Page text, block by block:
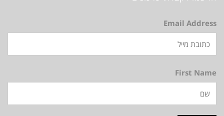
Email Address
First Name